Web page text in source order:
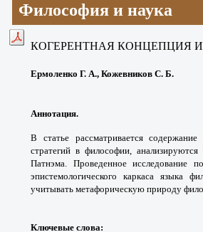
Философия и
КОГЕРЕНТНАЯ КОНЦЕПЦИЯ
Ермоленко Г. А., Кожевников С. Б.
Аннотация.
В статье рассматривается
стратегий в философии, анализируются
Патнэма. Проведенное исследование
эпистемологического каркаса языка
учитывать метафорическую природу
Ключевые слова: